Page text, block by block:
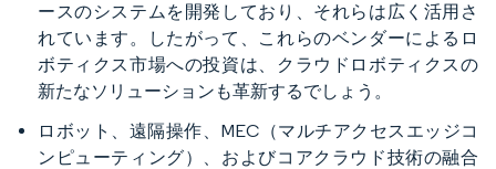
ースのシステムを開発しており、それらは広く活用さ
れています。したがって、これらのベンダーによるロ
ボティクス市場への投資は、クラウドロボティクスの
新たなソリューションも革新するでしょう。
ロボット、遠隔操作、MEC（マルチアクセスエッジコ
ンピューティング）、およびコアクラウド技術の融合